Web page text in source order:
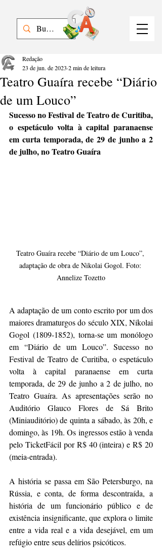
Teatro Guaíra recebe “Diário
de um Louco”
Redação
23 de jun. de 2023 2 min de leitura
Sucesso no Festival de Teatro de Curitiba,
o espetáculo volta à capital paranaense
em curta temporada, de 29 de junho a 2
de julho, no Teatro Guaíra
Teatro Guaíra recebe “Diário de um Louco”,
adaptação de obra de Nikolai Gogol. Foto:
Annelize Tozetto
A adaptação de um conto escrito por um dos
maiores dramaturgos do século XIX, Nikolai
Gogol (1809-1852), torna-se um monólogo
em “Diário de um Louco”. Sucesso no
Festival de Teatro de Curitiba, o espetáculo
volta à capital paranaense em curta
temporada, de 29 de junho a 2 de julho, no
Teatro Guaíra. As apresentações serão no
Auditório Glauco Flores de Sá Brito
(Miniauditório) de quinta a sábado, às 20h, e
domingo, às 19h. Os ingressos estão à venda
pelo TicketFácil por R$ 40 (inteira) e R$ 20
(meia-entrada).
A história se passa em São Petersburgo, na
Rússia, e conta, de forma descontraída, a
história de um funcionário público e de
existência insignificante, que explora o limite
entre a vida real e a vida desejável, em um
refúgio entre seus delírios psicóticos.